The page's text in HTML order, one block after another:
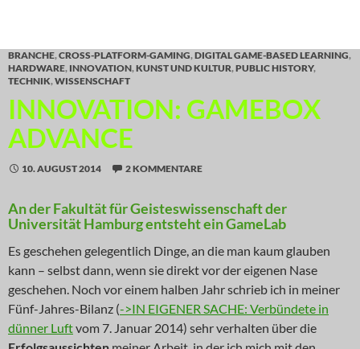
BRANCHE,CROSS-PLATFORM-GAMING,DIGITAL GAME-BASED LEARNING,
HARDWARE, INNOVATION,KUNST UND KULTUR,PUBLIC HISTORY,
TECHNIK,WISSENSCHAFT
INNOVATION: GAMEBOX
ADVANCE
10. AUGUST 2014 2 KOMMENTARE
An der Fakultät für Geisteswissenschaft der
Universität Hamburg entsteht ein GameLab
Es geschehen gelegentlich Dinge, an die man kaum glauben
kann – selbst dann, wenn sie direkt vor der eigenen Nase
geschehen. Noch vor einem halben Jahr schrieb ich in meiner
Fünf-Jahres-Bilanz (->IN EIGENER SACHE: Verbündete in
dünner Luftvom 7. Januar 2014) sehr verhalten über die